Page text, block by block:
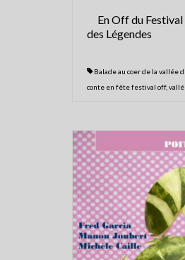
En Off du
des
Balade au coer de la vallée
conte en fête festival off,